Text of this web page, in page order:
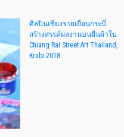
ศิลปินเชียงรายเยือนกระบี่
สร้างสรรค์ผลงานบนผืนผ้าใบ
Chiang Rai Street Art Thailand,
Krabi 2018